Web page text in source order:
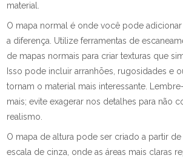
material.
O mapa normal é onde você pode
a diferença. Utilize ferramentas de
de mapas normais para criar texturas que
Isso pode incluir arranhões, rugosidades e
tornam o material mais interessante.
mais; evite exagerar nos detalhes para não
realismo.
O mapa de altura pode ser criado a partir
escala de cinza, onde as áreas mais claras